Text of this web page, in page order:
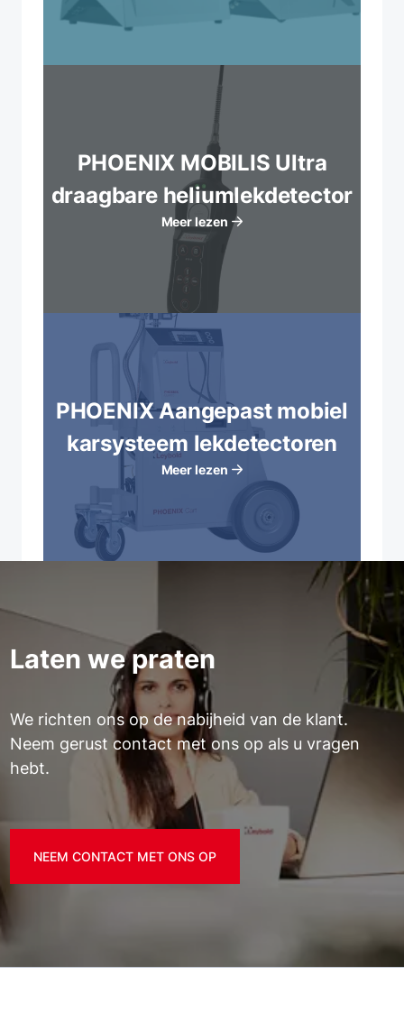
PHOENIX MOBILIS Ultra
draagbare heliumlekdetector
Meer lezen
PHOENIX Aangepast mobiel
karsysteem lekdetectoren
Meer lezen
Laten we praten
We richten ons op de nabijheid van de klant.
Neem gerust contact met ons op als u vragen
hebt.
NEEM CONTACT MET ONS OP